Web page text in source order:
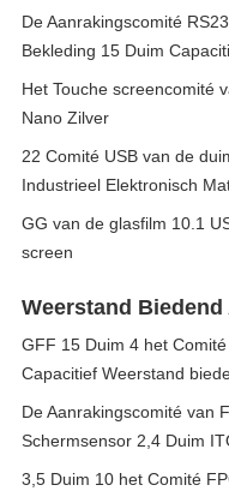
De Aanrakingscomité
Bekleding 15 Duim
Het Touche screencomité
Nano Zilver
22 Comité USB van de
Industrieel Elektronisch
GG van de glasfilm 10.1
screen
Weerstand
GFF 15 Duim 4 het
Capacitief Weerstand
De Aanrakingscomité van
Schermsensor 2,4 Duim
3,5 Duim 10 het Comité